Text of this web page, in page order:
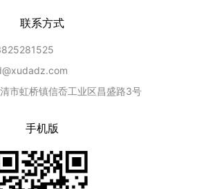
联系方式
市虹桥镇信岙工业区昌盛路3号
手机版